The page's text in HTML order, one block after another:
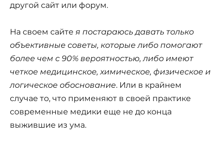
другой сайт или форум.
На своем сайте я постараюсь давать только
объективные советы, которые либо помогают
более чем с 90% вероятностью, либо имеют
четкое медицинское, химическое, физическое и
логическое обоснование. Или в крайнем
случае то, что применяют в своей практике
современные медики еще не до конца
выжившие из ума.